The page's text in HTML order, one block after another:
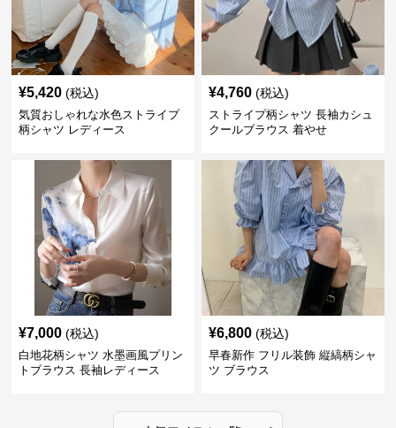
¥5,420 (税込)
気質おしゃれな水色ストライプ
柄シャツ レディース
¥4,760 (税込)
ストライプ柄シャツ 長袖カシュ
クールブラウス 着やせ
¥7,000 (税込)
白地花柄シャツ 水墨画風プリン
トブラウス 長袖レディース
¥6,800 (税込)
早春新作 フリル装飾 縦縞柄シャ
ツ ブラウス